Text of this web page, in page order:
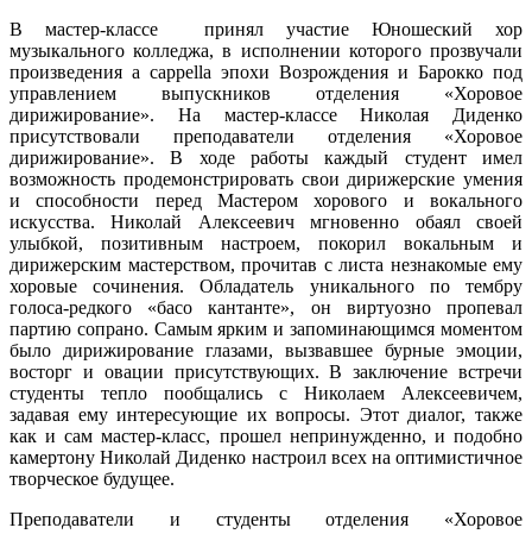
В мастер-классе принял участие Юношеский хор
музыкального колледжа, в исполнении которого прозвучали
произведения a cappella эпохи Возрождения и Барокко под
управлением выпускников отделения «Хоровое
дирижирование». На мастер-классе Николая Диденко
присутствовали преподаватели отделения «Хоровое
дирижирование». В ходе работы каждый студент имел
возможность продемонстрировать свои дирижерские умения
и способности перед Мастером хорового и вокального
искусства. Николай Алексеевич мгновенно обаял своей
улыбкой, позитивным настроем, покорил вокальным и
дирижерским мастерством, прочитав с листа незнакомые ему
хоровые сочинения. Обладатель уникального по тембру
голоса-редкого «басо кантанте», он виртуозно пропевал
партию сопрано. Самым ярким и запоминающимся моментом
было дирижирование глазами, вызвавшее бурные эмоции,
восторг и овации присутствующих. В заключение встречи
студенты тепло пообщались с Николаем Алексеевичем,
задавая ему интересующие их вопросы. Этот диалог, также
как и сам мастер-класс, прошел непринужденно, и подобно
камертону Николай Диденко настроил всех на оптимистичное
творческое будущее.
Преподаватели и студенты отделения «Хоровое